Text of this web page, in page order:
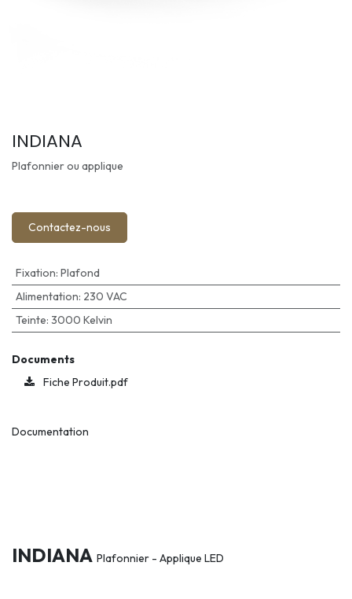
INDIANA
Plafonnier ou applique
Contactez-nous
Fixation: Plafond
Alimentation: 230 VAC
Teinte: 3000 Kelvin
Documents
Fiche Produit.pdf
Documentation
INDIANA Plafonnier - Applique LED